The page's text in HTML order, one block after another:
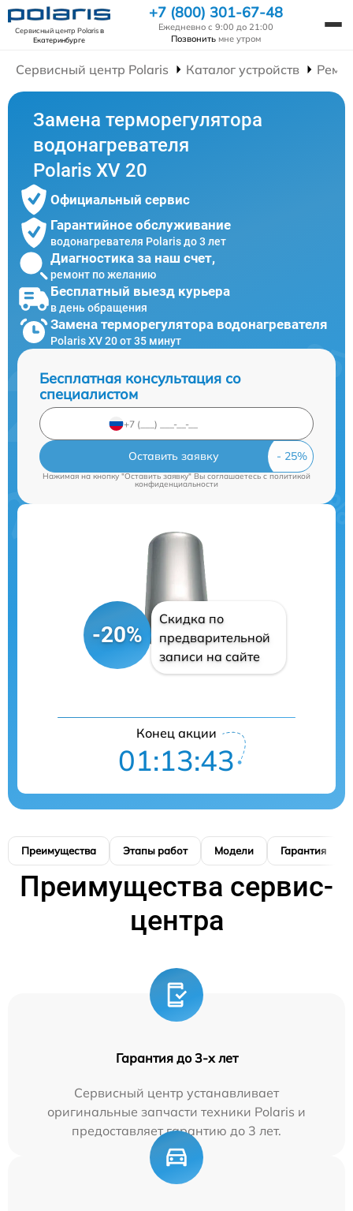
Сервисный центр Polarisв
Екатеринбурге
+7 (800) 301-67-48
Ежедневно с 9:00 до 21:00
Позвонить мне утром
Сервисный центр Polaris Каталог устройств
Замена терморегулятора
водонагревателя
Polaris XV 20
Официальный сервис
Гарантийное обслуживание
водонагревателя Polaris до 3 лет
Диагностика за наш счет,
ремонт по желанию
Бесплатный выезд курьера
в день обращения
Замена терморегулятора водонагревателя
Polaris XV 20 от 35 минут
Бесплатная консультация со
специалистом
Оставить заявку
Нажимая на кнопку "Оставить заявку" Вы соглашаетесь cполитикой
конфиденциальности
-20%
Скидка по
предварительной
записи на сайте
Конец акции
01:13:42
Преимущества Этапы работ Модели Гарантия
Преимущества сервис-
центра
Гарантия до 3-х лет
Сервисный центр устанавливает
оригинальные запчасти техники Polaris и
предоставляет гарантию до 3 лет.